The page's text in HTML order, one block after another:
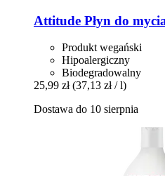
Attitude Płyn do
Produkt wegański
Hipoalergiczny
Biodegradowalny
25,99 zł (37,13 zł / l)
Dostawa do 10 sierpnia